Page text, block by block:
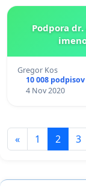
Podpora
Gregor Kos
10 008 podpisov
4 Nov 2020
« 1 2 3